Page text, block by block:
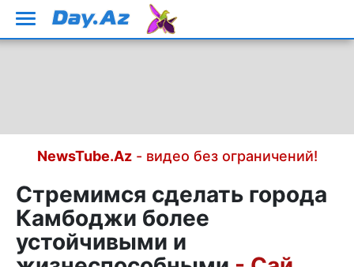
NewsTube.Az- видео без ограничений!
Стремимся сделать города
Камбоджи более
устойчивыми и